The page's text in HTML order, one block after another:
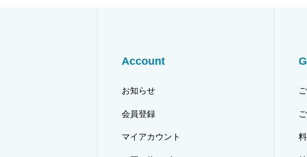
Account
お知らせ
会員登録
マイアカウント